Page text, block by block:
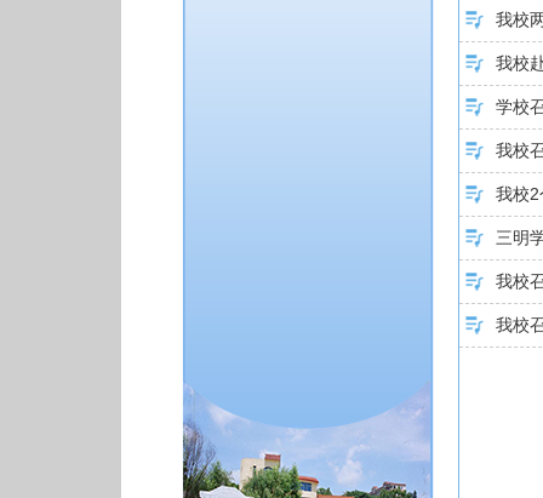
我校
我校
学校
我校
我校2
三明
我校
我校